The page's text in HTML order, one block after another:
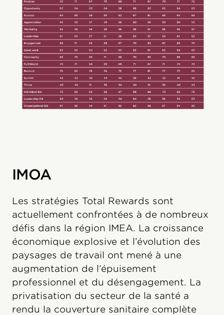
IMOA
Les stratégies Total Rewards sont
actuellement confrontées à de nombreux
défis dans la région IMEA. La croissance
économique explosive et l’évolution des
paysages de travail ont mené à une
augmentation de l’épuisement
professionnel et du désengagement. La
privatisation du secteur de la santé a
rendu la couverture sanitaire complète